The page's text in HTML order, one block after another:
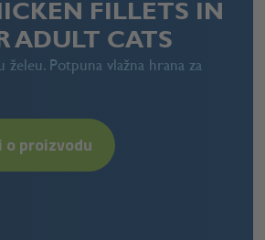
FILLETS IN
ADULT CATS
Potpuna vlažna hrana za
proizvodu